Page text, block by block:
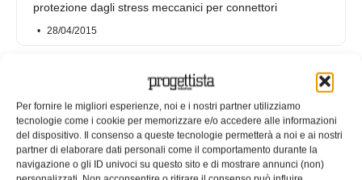
Per fornire le migliori esperienze, noi e i nostri partner utilizziamo
tecnologie come i cookie per memorizzare e/o accedere alle informazioni
del dispositivo. Il consenso a queste tecnologie permetterà a noi e ai nostri
partner di elaborare dati personali come il comportamento durante la
navigazione o gli ID univoci su questo sito e di mostrare annunci (non)
protezione dagli stress meccanici per connettori
28/04/2015